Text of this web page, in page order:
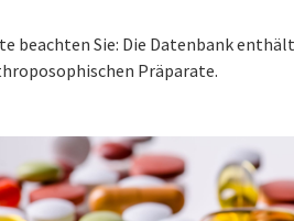
beachten Sie: Die Datenbank
Präparate.